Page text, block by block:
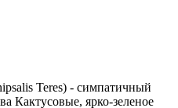
Teres) - симпатичный
Кактусовые, ярко-зеленое